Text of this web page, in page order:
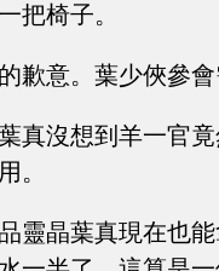
把椅子。
歉意。葉少俠參
真沒想到羊一官
。
靈晶葉真現在也